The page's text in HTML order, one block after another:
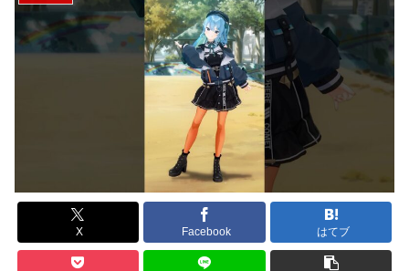
X Facebook はてブ